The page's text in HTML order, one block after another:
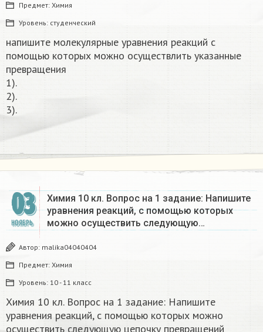
Предмет: Химия
Уровень: студенческий
напишите молекулярные уравнения реакций с
помощью которых можно осуществлить указанные
превращения
1).
2).
3).
03
НОЯБРЬ
Химия 10 кл. Вопрос на 1 задание: Напишите
уравнения реакций, с помощью которых
можно осуществить следующую…
Автор: malika04040404
Предмет: Химия
Уровень: 10 - 11 класс
Химия 10 кл. Вопрос на 1 задание: Напишите
уравнения реакций, с помощью которых можно
осуществить следующую цепочку превращений